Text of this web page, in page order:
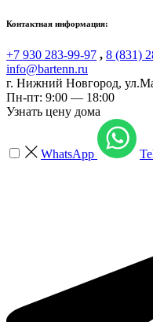
Контактная информация:
+7 930 283-99-97 , 8 (831)
info@bartenn.ru
г. Нижний Новгород,
Пн-пт: 9:00 — 18:00
Узнать цену дома
WhatsApp